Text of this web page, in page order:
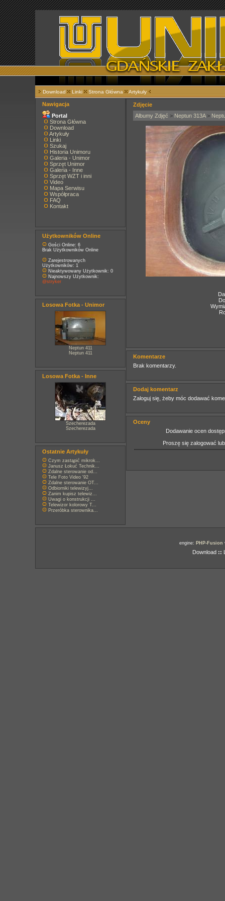
Download Linki Strona Główna Artykuły
Nawigacja
Portal
Strona Główna
Download
Artykuły
Linki
Szukaj
Historia Unimoru
Galeria - Unimor
Sprzęt Unimor
Galeria - Inne
Sprzęt WZT i inni
Video
Mapa Serwisu
Współpraca
FAQ
Kontakt
Użytkowników Online
Gości Online: 6
Brak Użytkowników Online
Zarejestrowanych
Użytkowników: 1
Nieaktywowany Użytkownik: 0
Najnowszy Użytkownik:
@stryker
Losowa Fotka - Unimor
Neptun 411
Neptun 411
Losowa Fotka - Inne
Szecherezada
Szecherezada
Ostatnie Artykuły
Czym zastąpić mikrok...
Janusz Łokuć Technik...
Zdalne sterowanie od...
Tele Foto Video '92
Zdalne sterowanie OT...
Odbiorniki telewizyj...
Zanim kupisz telewiz...
Uwagi o konstrukcji ...
Telewizor kolorowy T...
Przeróbka sterownika...
Zdjęcie
Albumy Zdjęć > Neptun 313A>
Komentarze
Brak komentarzy.
Dodaj komentarz
Zaloguj się, żeby móc dodawać
Oceny
Dodawanie ocen
Proszę się zalogować
engine: PHP-Fusion
Download ::